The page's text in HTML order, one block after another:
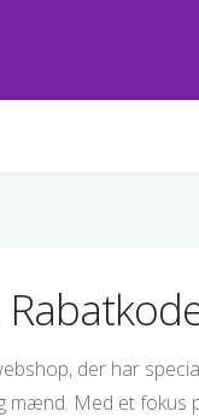
der har
mænd. Med et fokus